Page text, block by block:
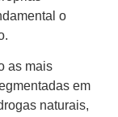
o
as mais
em
naturais,